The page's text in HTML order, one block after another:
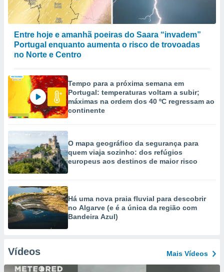
Entre hoje e amanhã poeiras do Saara “invadem”
Portugal enquanto aumenta o risco de trovoadas
no Norte e Centro
Tempo para a próxima semana em
Portugal: temperaturas voltam a subir;
máximas na ordem dos 40 ºC regressam ao
continente
O mapa geográfico da segurança para
quem viaja sozinho: dos refúgios
europeus aos destinos de maior risco
Há uma nova praia fluvial para descobrir
no Algarve (e é a única da região com
Bandeira Azul)
Vídeos Mais Vídeos